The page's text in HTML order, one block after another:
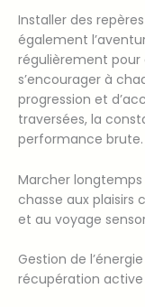
Installer des
également
régulièrement
s’encourager à
progression et
traversées, la
performance brute.
Marcher
chasse aux plaisirs
et au voyage
Gestion de
récupération active